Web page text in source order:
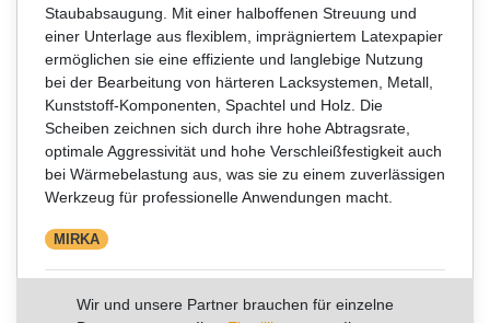
Staubabsaugung. Mit einer halboffenen Streuung und
einer Unterlage aus flexiblem, imprägniertem Latexpapier
ermöglichen sie eine effiziente und langlebige Nutzung
bei der Bearbeitung von härteren Lacksystemen, Metall,
Kunststoff-Komponenten, Spachtel und Holz. Die
Scheiben zeichnen sich durch ihre hohe Abtragsrate,
optimale Aggressivität und hohe Verschleißfestigkeit auch
bei Wärmebelastung aus, was sie zu einem zuverlässigen
Werkzeug für professionelle Anwendungen macht.
MIRKA
Wir und unsere Partner brauchen für einzelne